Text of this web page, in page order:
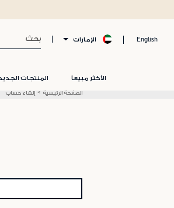
English الإمارات
الأكثر مبيعاً المنتجات
الصفحة الرئيسية إنشاء حساب